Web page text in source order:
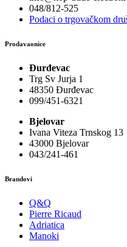
048/812-525
Podaci o trgovačkom
Prodavaonice
Đurđevac
Trg Sv Jurja 1
48350 Đurđevac
099/451-6321
Bjelovar
Ivana Viteza Trnskog 13
43000 Bjelovar
043/241-461
Brandovi
Q&Q
Pierre Ricaud
Adriatica
Manoki